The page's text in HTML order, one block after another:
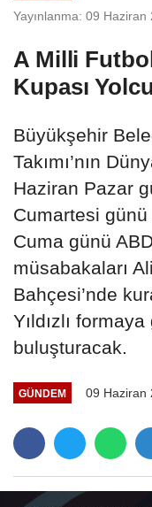
Yayınlanma: 09
A Milli Futbol
Kupası
Büyükşehir
Takımı’nın
Haziran Pazar
Cumartesi
Cuma günü
müsabakaları
Bahçesi’nde
Yıldızlı
buluşturacak.
GÜNDEM 09 Haziran